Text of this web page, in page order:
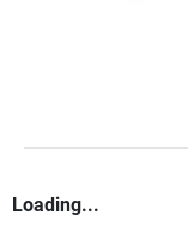
Loading...